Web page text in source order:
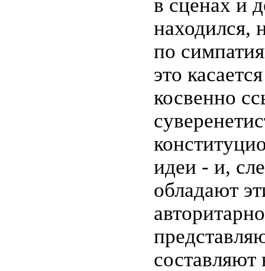
в сценах и
находился,
по
это
косвенно
идеи - и,
обладают